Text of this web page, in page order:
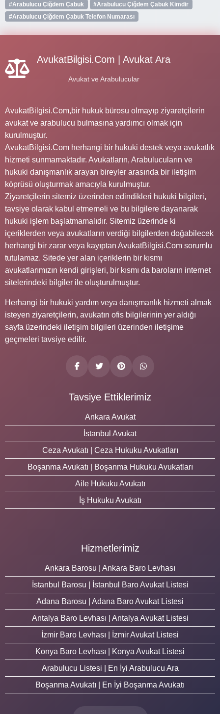
#Arabulucu Çiğdem Çabuk
#Arabulucu Çiğdem Çabuk Kimdir
#Arabulucu Çiğdem Çabuk Telefon Numarası
AvukatBilgisi.Com | Avukat Ara
Avukat ve Arabulucular
AvukatBilgisi.Com,bir hukuk bürosu olmayıp ziyaretçilerin
avukat ve arabulucu bulmasına yardımcı olmak için
kurulmuştur.
AvukatBilgisi.Com herhangi bir hukuki destek veya avukatlık
hizmeti sunmamaktadır. Avukatların, Arabulucuların ve
hukuki danışmanlık arayan bireyler arasında bir iletişim
köprüsü oluşturmak amacıyla kurulmuştur.
Ziyaretçilerin sitemiz üzerinden edindikleri hukuki bilgileri,
tavsiye olarak kabul etmemeli ve bu bilgilere dayanarak
hukuki işlem başlatmamalıdır. Sitemiz üzerinde ki
içeriklerden veya avukatların verdiği bilgilerden doğabilecek
herhangi bir zarar veya kayıptan AvukatBilgisi.Com sorumlu
tutulamaz. Sitede yer alan içeriklerin bir kısmı
avukatlarımızın kendi girişleri, bir kısmı da baroların internet
sitelerindeki bilgiler ile oluşturulmuştur.
Herhangi bir hukuki yardım veya danışmanlık hizmeti almak
isteyen ziyaretçilerin, avukatın ofis bilgilerinin yer aldığı
sayfa üzerindeki iletişim bilgileri üzerinden iletişime
geçmeleri tavsiye edilir.
Tavsiye Ettiklerimiz
Ankara Avukat
İstanbul Avukat
Ceza Avukatı | Ceza Hukuku Avukatları
Boşanma Avukatı | Boşanma Hukuku Avukatları
Aile Hukuku Avukatı
İş Hukuku Avukatı
Hizmetlerimiz
Ankara Barosu | Ankara Baro Levhası
İstanbul Barosu | İstanbul Baro Avukat Listesi
Adana Barosu | Adana Baro Avukat Listesi
Antalya Baro Levhası | Antalya Avukat Listesi
İzmir Baro Levhası | İzmir Avukat Listesi
Konya Baro Levhası | Konya Avukat Listesi
Arabulucu Listesi | En İyi Arabulucu Ara
Boşanma Avukatı | En İyi Boşanma Avukatı